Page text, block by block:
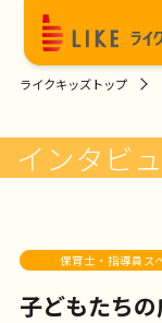
ライクキッズトップ
インタビ
保育士・指導員ス
子どもたち